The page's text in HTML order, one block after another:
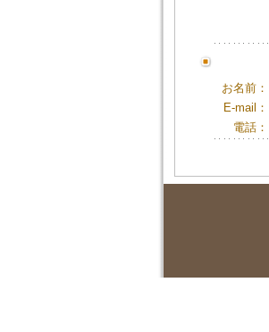
お名前：
E-mail：
電話：